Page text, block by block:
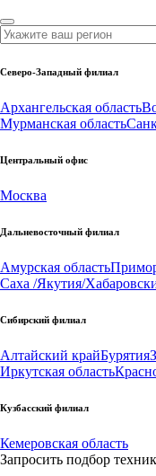
Северо-Западный филиал
Архангельская область
Мурманская область
Центральный офис
Москва
Дальневосточный филиал
Амурская область
Саха /Якутия/
Сибирский филиал
Алтайский крайБурятия
Иркутская область
Кузбасский филиал
Кемеровская область
Запросить подбор